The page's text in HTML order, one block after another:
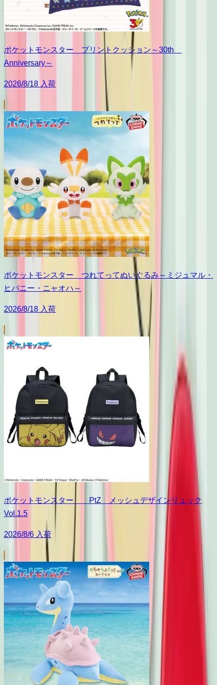
ポケットモンスター プリントクッション～30th
Anniversary～
2026/8/18 入荷
ポケットモンスター つれてってぬいぐるみ～ミジュマル・
ヒバニー・ニャオハ～
2026/8/18 入荷
ポケットモンスター PtZ メッシュデザインリュック
Vol.1.5
2026/8/6 入荷